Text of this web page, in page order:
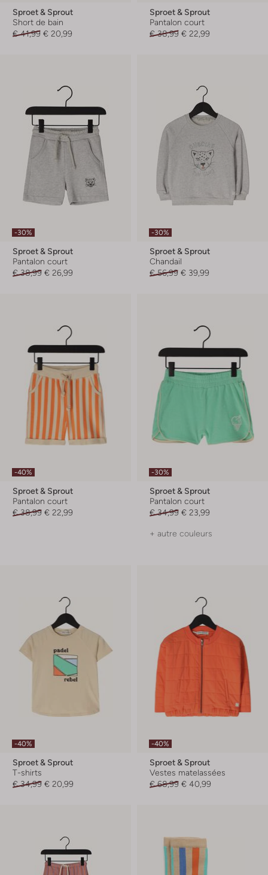
Sproet & Sprout
Short de bain
€ 41,99 € 20,99
Sproet & Sprout
Pantalon court
€ 38,99 € 22,99
-30%
Sproet & Sprout
Pantalon court
€ 38,99 € 26,99
-30%
Sproet & Sprout
Chandail
€ 56,99 € 39,99
-40%
Sproet & Sprout
Pantalon court
€ 38,99 € 22,99
-30%
Sproet & Sprout
Pantalon court
€ 34,99 € 23,99
+ autre couleurs
-40%
Sproet & Sprout
T-shirts
€ 34,99 € 20,99
-40%
Sproet & Sprout
Vestes matelassées
€ 68,99 € 40,99